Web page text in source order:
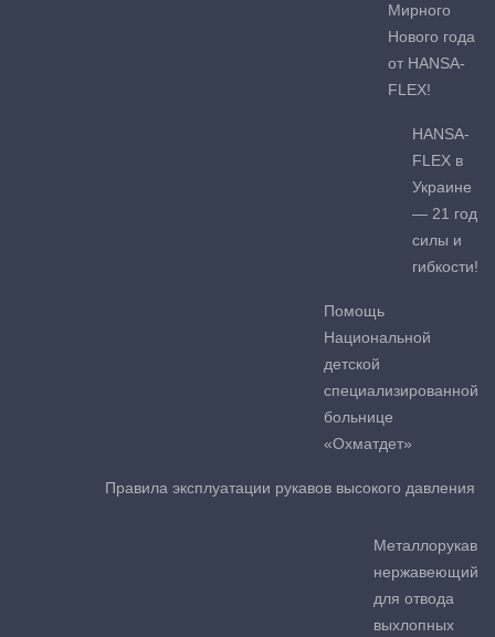
Мирного
Нового года
от HANSA-
FLEX!
HANSA-
FLEX в
Украине
— 21 год
силы и
гибкости!
Помощь
Национальной
детской
специализированной
больнице
«Охматдет»
Правила эксплуатации рукавов высокого давления
Металлорукав
нержавеющий
для отвода
выхлопных